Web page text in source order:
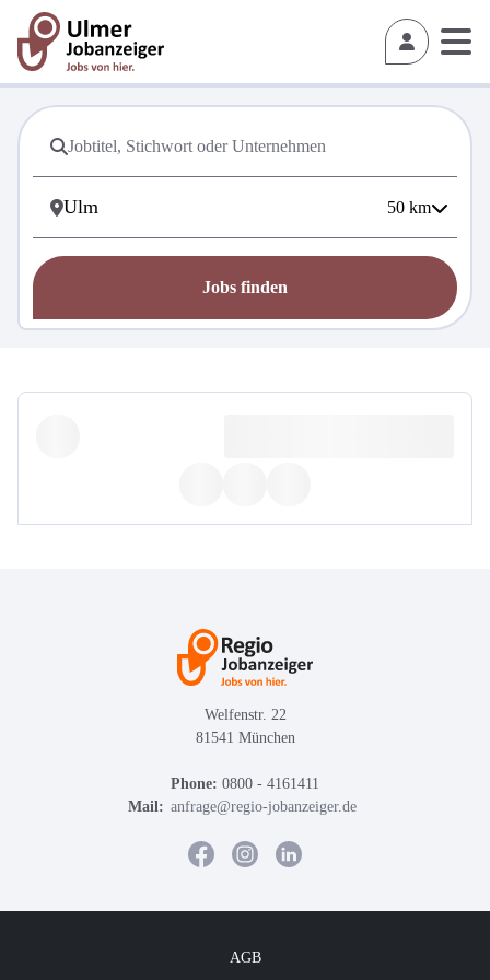
50 km
Jobs finden
Welfenstr. 22
81541 München
Phone: 0800 - 4161411
Mail: anfrage@regio-jobanzeiger.de
AGB